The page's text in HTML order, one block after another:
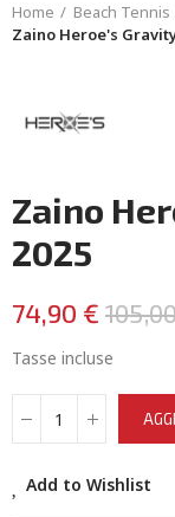
Home Beach Tennis
Zaino Heroe's
Zaino
2025
74,90 €
Tasse incluse
Add to Wishlist